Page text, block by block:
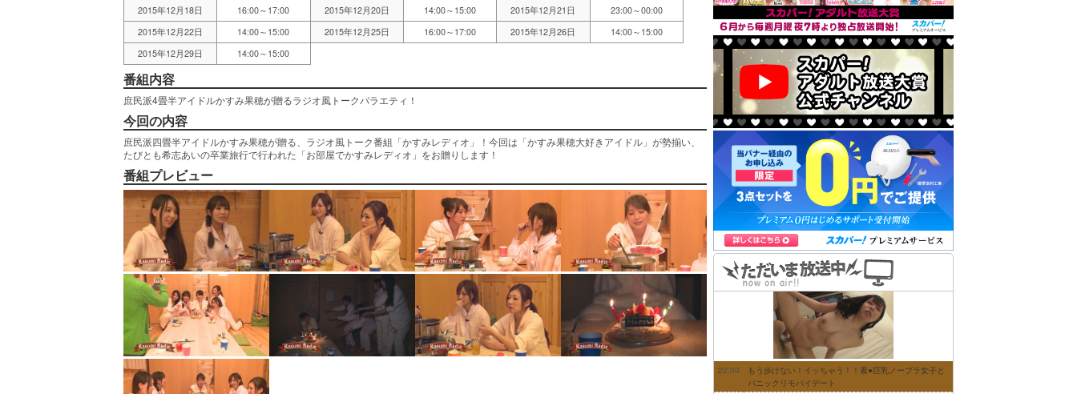
2015年12月18日 16:00～17:00 2015年12月20日 14:00～15:00 2015年12月21日
23:00～00:00
2015年12月22日
14:00～15:00 2015年12月25日 16:00～17:00 2015年12月26日
14:00～15:00
2015年12月29日
14:00～15:00
番組内容
庶民派4畳半アイドルかすみ果穂が贈るラジオ風トークバラエティ！
今回の内容
庶民派四畳半アイドルかすみ果穂が贈る、ラジオ風トーク番組「かすみレディオ」！今回は「かすみ果穂大好きアイドル」が勢揃い、
たびとも希志あいの卒業旅行で行われた「お部屋でかすみレディオ」をお贈りします！
番組プレビュー
22:00
もう歩けない！イッちゃう！！素●巨乳ノーブラ女子と
パニックリモバイデート